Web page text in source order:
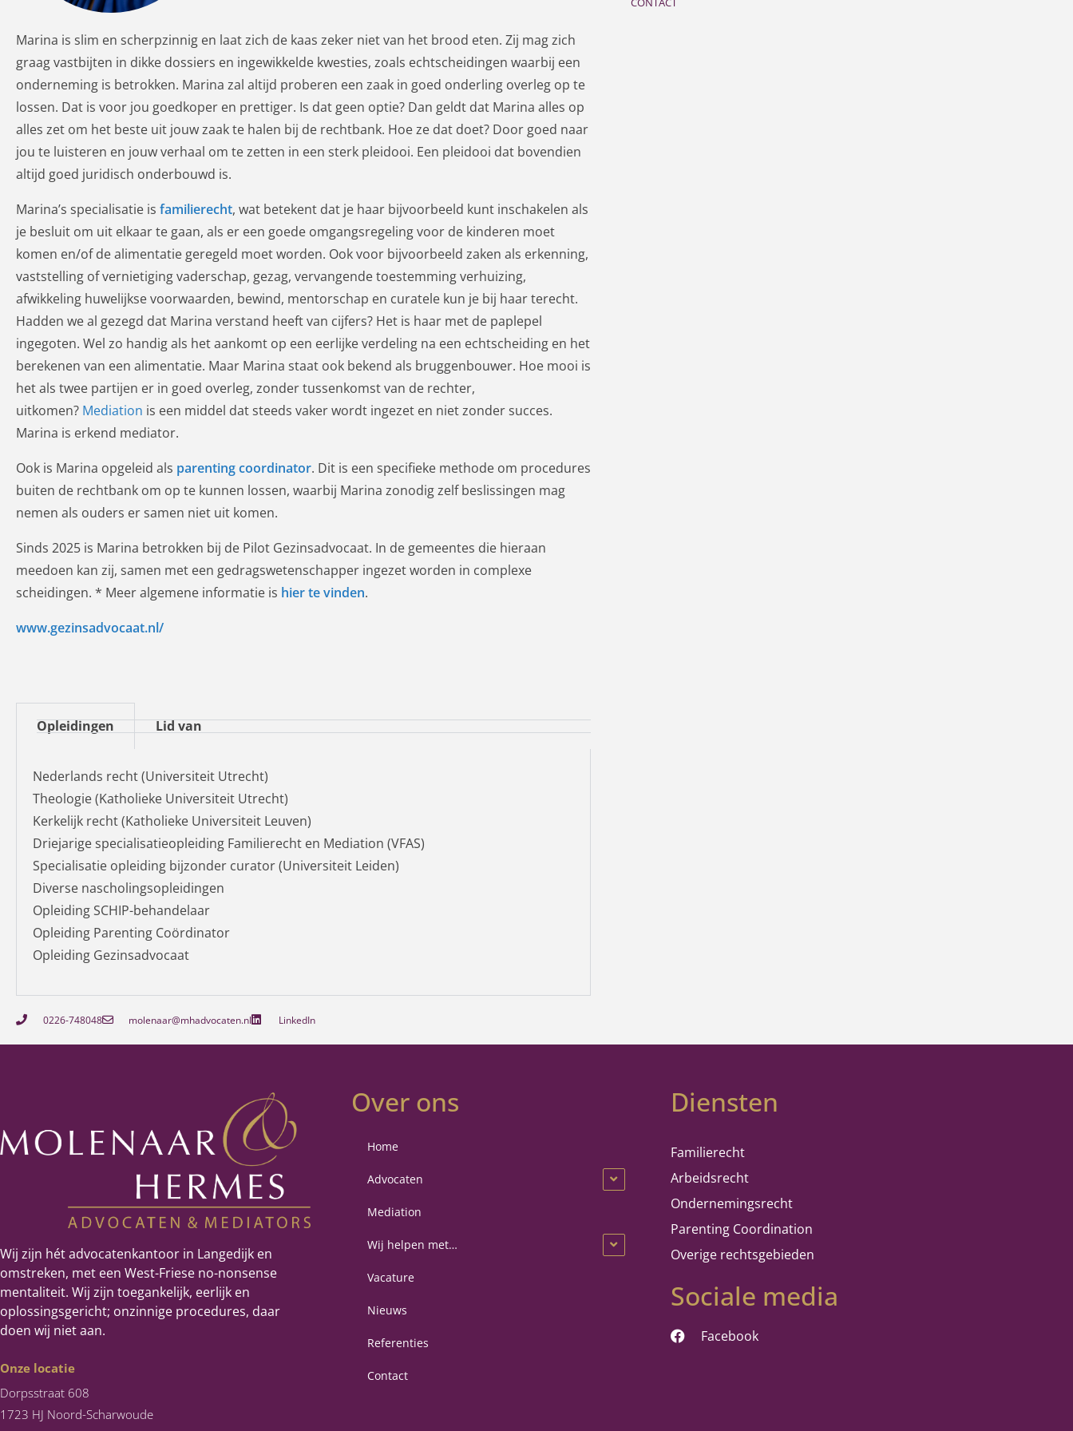
Marina is slim en scherpzinnig en laat zich de kaas zeker niet van het brood eten. Zij mag zich
graag vastbijten in dikke dossiers en ingewikkelde kwesties, zoals echtscheidingen waarbij een
onderneming is betrokken. Marina zal altijd proberen een zaak in goed onderling overleg op te
lossen. Dat is voor jou goedkoper en prettiger. Is dat geen optie? Dan geldt dat Marina alles op
alles zet om het beste uit jouw zaak te halen bij de rechtbank. Hoe ze dat doet? Door goed naar
jou te luisteren en jouw verhaal om te zetten in een sterk pleidooi. Een pleidooi dat bovendien
altijd goed juridisch onderbouwd is.
Marina’s specialisatie is familierecht, wat betekent dat je haar bijvoorbeeld kunt inschakelen als
je besluit om uit elkaar te gaan, als er een goede omgangsregeling voor de kinderen moet
komen en/of de alimentatie geregeld moet worden. Ook voor bijvoorbeeld zaken als erkenning,
vaststelling of vernietiging vaderschap, gezag, vervangende toestemming verhuizing,
afwikkeling huwelijkse voorwaarden, bewind, mentorschap en curatele kun je bij haar terecht.
Hadden we al gezegd dat Marina verstand heeft van cijfers? Het is haar met de paplepel
ingegoten. Wel zo handig als het aankomt op een eerlijke verdeling na een echtscheiding en het
berekenen van een alimentatie. Maar Marina staat ook bekend als bruggenbouwer. Hoe mooi is
het als twee partijen er in goed overleg, zonder tussenkomst van de rechter,
uitkomen? Mediation is een middel dat steeds vaker wordt ingezet en niet zonder succes.
Marina is erkend mediator.
Ook is Marina opgeleid als parenting coordinator. Dit is een specifieke methode om procedures
buiten de rechtbank om op te kunnen lossen, waarbij Marina zonodig zelf beslissingen mag
nemen als ouders er samen niet uit komen.
Sinds 2025 is Marina betrokken bij de Pilot Gezinsadvocaat. In de gemeentes die hieraan
meedoen kan zij, samen met een gedragswetenschapper ingezet worden in complexe
scheidingen. * Meer algemene informatie is hier te vinden.
www.gezinsadvocaat.nl/
Opleidingen Lid van
Nederlands recht (Universiteit Utrecht)
Theologie (Katholieke Universiteit Utrecht)
Kerkelijk recht (Katholieke Universiteit Leuven)
Driejarige specialisatieopleiding Familierecht en Mediation (VFAS)
Specialisatie opleiding bijzonder curator (Universiteit Leiden)
Diverse nascholingsopleidingen
Opleiding SCHIP-behandelaar
Opleiding Parenting Coördinator
Opleiding Gezinsadvocaat
0226-748048 molenaar@mhadvocaten.nl LinkedIn
Wij zijn hét advocatenkantoor in Langedijk en
omstreken, met een West-Friese no-nonsense
mentaliteit. Wij zijn toegankelijk, eerlijk en
oplossingsgericht; onzinnige procedures, daar
doen wij niet aan.
Onze locatie
Dorpsstraat 608
1723 HJ Noord-Scharwoude
Over ons
Home
Advocaten
Mediation
Wij helpen met…
Vacature
Nieuws
Referenties
Contact
Diensten
Familierecht
Arbeidsrecht
Ondernemingsrecht
Parenting Coordination
Overige rechtsgebieden
Sociale media
Facebook